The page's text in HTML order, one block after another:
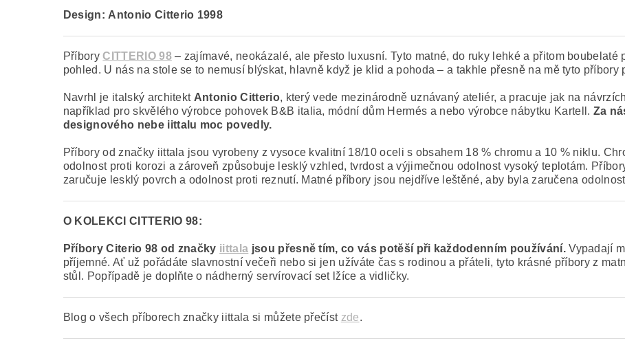
Design: Antonio Citterio 1998
PříboryCITTERIO 98– zajímavé, neokázalé, ale přesto luxusní. Tyto matné, do ruky lehké a přitom boubelaté
pohled. U nás na stole se to nemusí blýskat, hlavně když je klid a pohoda – a takhle přesně na mě tyto příbory
Navrhl je italský architekt Antonio Citterio, který vede mezinárodně uznávaný ateliér, a pracuje jak na
například pro skvělého výrobce pohovek B&B italia, módní dům Hermés a nebo výrobce nábytku Kartell. Za
designového nebe iittalu moc povedly.
Příbory od značky iittala jsou vyrobeny z vysoce kvalitní 18/10 oceli s obsahem 18 % chromu a 10 % niklu.
odolnost proti korozi a zároveň způsobuje lesklý vzhled, tvrdost a výjimečnou odolnost vysoký teplotám.
zaručuje lesklý povrch a odolnost proti reznutí. Matné příbory jsou nejdříve leštěné, aby byla zaručena
O KOLEKCI CITTERIO 98:
Příbory Citerio 98 od značky iittala jsou přesně tím, co vás potěší při každodenním používání.Vypadají
příjemné. Ať už pořádáte slavnostní večeři nebo si jen užíváte čas s rodinou a přáteli, tyto krásné příbory z
stůl. Popřípadě je doplňte o nádherný servírovací set lžíce a vidličky.
Blog o všech příborech značky iittala si můžete přečíst zde.